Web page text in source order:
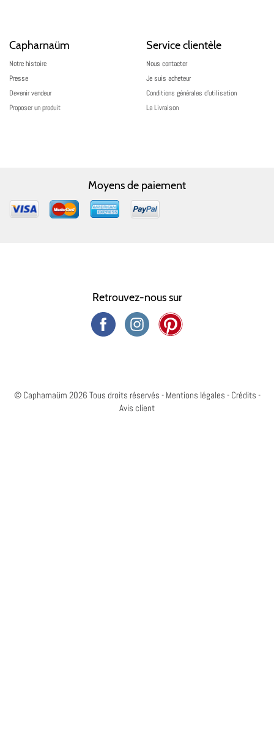
Capharnaüm
Notre histoire
Presse
Devenir vendeur
Proposer un produit
Service clientèle
Nous contacter
Je suis acheteur
Conditions générales d’utilisation
La Livraison
Moyens de paiement
Retrouvez-nous sur
© Capharnaüm 2026 Tous droits réservés - Mentions légales - Crédits -
Avis client